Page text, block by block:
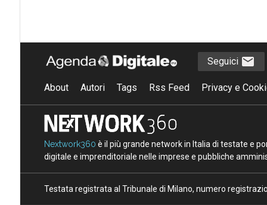
Seguici
About Autori Tags Rss Feed Privacy e
Nextwork360 è il più grande network in Italia di testate e
digitale e imprenditoriale nelle imprese e pubbliche
Testata registrata al Tribunale di Milano, numero